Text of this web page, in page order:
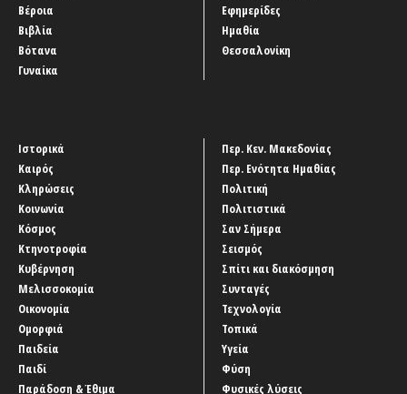
Βέροια
Βιβλία
Βότανα
Γυναίκα
Εφημερίδες
Ημαθία
Θεσσαλονίκη
Ιστορικά
Καιρός
Κληρώσεις
Κοινωνία
Κόσμος
Κτηνοτροφία
Κυβέρνηση
Μελισσοκομία
Οικονομία
Ομορφιά
Παιδεία
Παιδί
Παράδοση & Έθιμα
Περ. Κεν. Μακεδονίας
Περ. Ενότητα Ημαθίας
Πολιτική
Πολιτιστικά
Σαν Σήμερα
Σεισμός
Σπίτι και διακόσμηση
Συνταγές
Τεχνολογία
Τοπικά
Υγεία
Φύση
Φυσικές λύσεις